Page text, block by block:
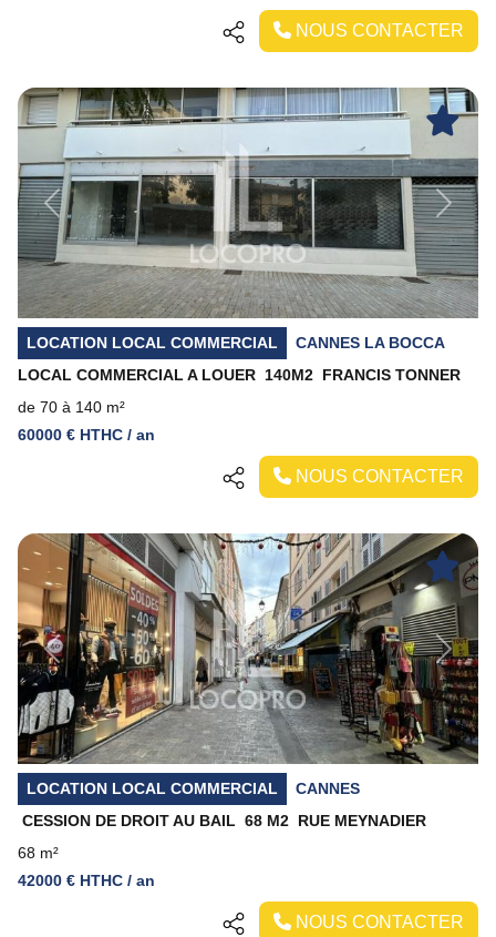
NOUS CONTACTER
Previous Next
LOCATION LOCAL COMMERCIAL
CANNES LA BOCCA
LOCAL COMMERCIAL A LOUER  140M2  FRANCIS TONNER
de 70 à 140 m²
60000 € HTHC / an
NOUS CONTACTER
Previous Next
LOCATION LOCAL COMMERCIAL
CANNES
CESSION DE DROIT AU BAIL  68 M2  RUE MEYNADIER
68 m²
42000 € HTHC / an
NOUS CONTACTER